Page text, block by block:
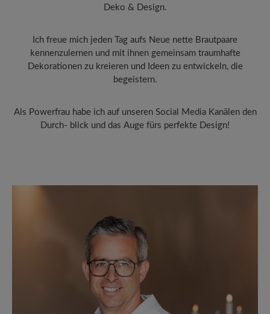
Deko & Design.
Ich freue mich jeden Tag aufs Neue nette Brautpaare
kennenzulernen und mit ihnen gemeinsam traumhafte
Dekorationen zu kreieren und Ideen zu entwickeln, die
begeistern.
Als Powerfrau habe ich auf unseren Social Media Kanälen den
Durch- blick und das Auge fürs perfekte Design!